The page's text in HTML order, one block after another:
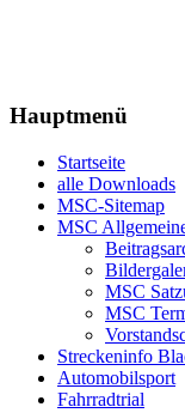
Hauptmenü
Startseite
alle Downloads
MSC-Sitemap
MSC
MSC
MSC
Streckeninfo
Automobilsport
Fahrradtrial